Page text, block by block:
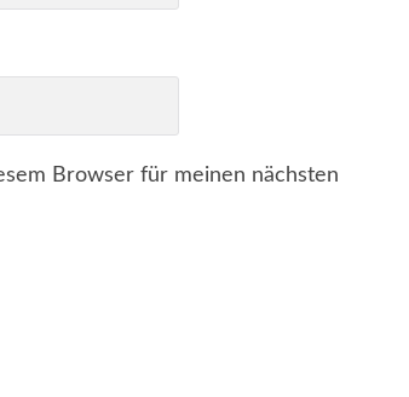
Browser für meinen nächsten